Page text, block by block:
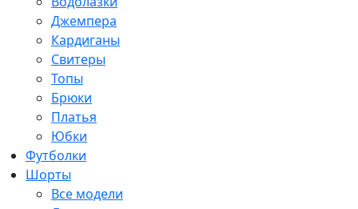
Джемпера
Кардиганы
Свитеры
Топы
Брюки
Платья
Юбки
Футболки
Шорты
Все модели